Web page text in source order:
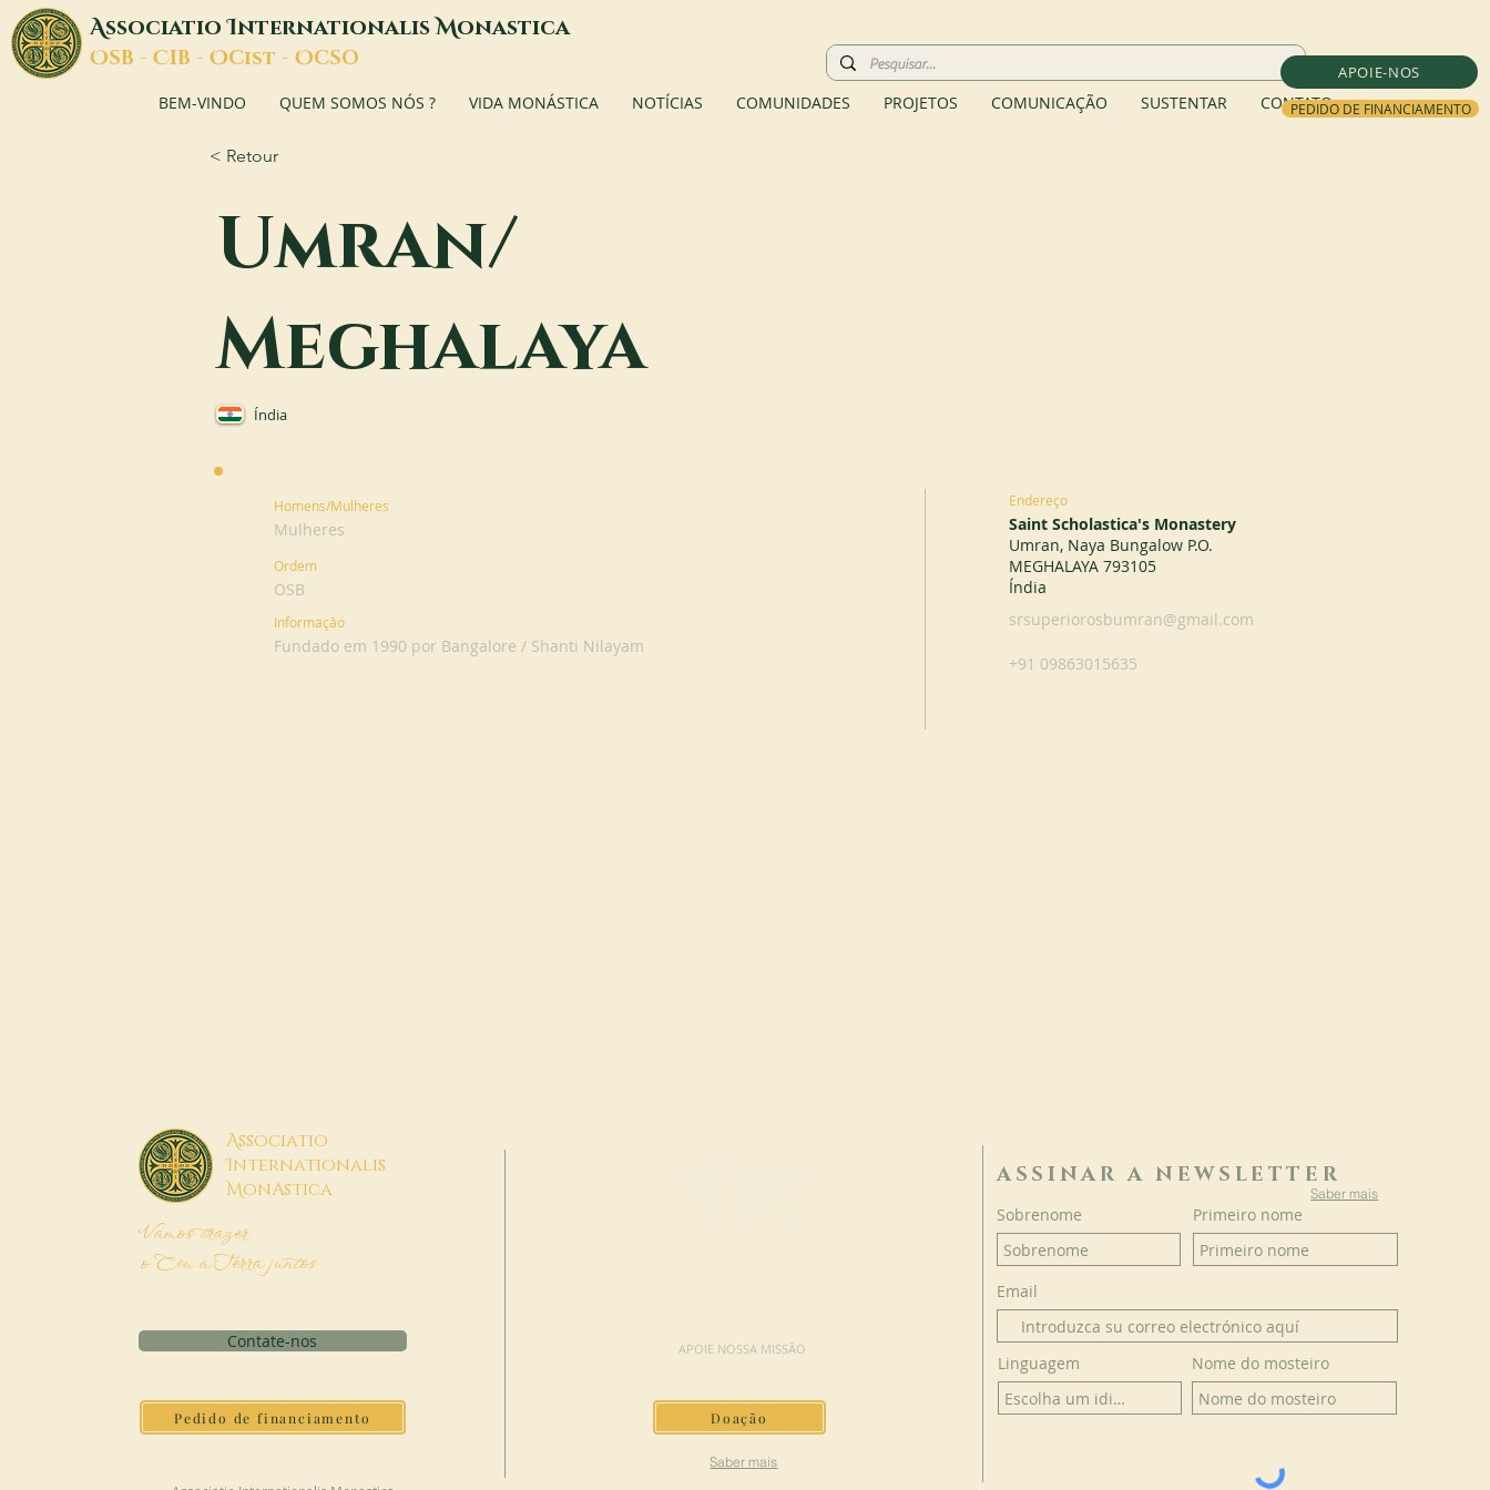
APOIE-NOS
PEDIDO DE FINANCIAMENTO
AssociatioInternationalisMonastica
OSB - CIB - OCist - OCSO
BEM-VINDO QUEM SOMOS NÓS ? VIDA MONÁSTICA NOTÍCIAS COMUNIDADES PROJETOS COMUNICAÇÃO SUSTENTAR CONTATO
< Retour
Umran/
Meghalaya
Índia
Homens/Mulheres
Mulheres
Ordem
OSB
Informação
Fundado em 1990 por Bangalore / Shanti Nilayam
Endereço
Saint Scholastica's Monastery
Umran, Naya Bungalow P.O.
MEGHALAYA 793105
Índia
srsuperiorosbumran@gmail.com
+91 09863015635
Associatio
Internationalis
MonAstica
Vamos trazer
o Céu à Terra juntos
Contate-nos
Pedido de financiamento
APOIE NOSSA MISSÃO
Doação
Saber mais
ASSINAR A NEWSLETTER
Saber mais
Sobrenome Primeiro nome
Email
Linguagem Nome do mosteiro